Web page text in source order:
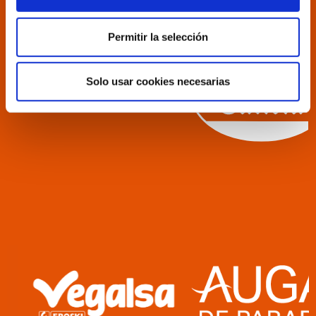
Permitir la selección
Solo usar cookies necesarias